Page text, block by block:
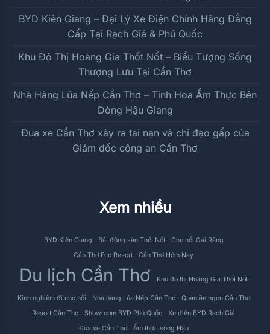
BYD Kiên Giang – Đại Lý Xe Điện Chính Hãng Đẳng
Cấp Tại Rạch Giá & Phú Quốc
Khu Đô Thị Hoàng Gia Thốt Nốt – Biểu Tượng Sống
Thượng Lưu Tại Cần Thơ
Nhà Hàng Lúa Nếp Cần Thơ – Tinh Hoa Ẩm Thực Bên
Dòng Hậu Giang
Đua xe Cần Thơ xảy ra tai nạn và chỉ đạo gấp của
Giám đốc công an Cần Thơ
Xem nhiều
BYD Kiên Giang Bất động sản Thốt Nốt
Chợ nổi Cái Răng
Cần Thơ Eco Resort
Cần Thơ Hôm Nay
Du lịch Cần Thơ Khu đô thị Hoàng Gia Thốt Nốt
Kinh nghiệm đi chợ nổi Nhà hàng Lúa Nếp Cần Thơ
Quán ăn ngon Cần Thơ
Resort Cần Thơ
Showroom BYD Phú Quốc
Xe điện BYD Rạch Giá
Đua xe Cần Thơ
Ẩm thực sông Hậu